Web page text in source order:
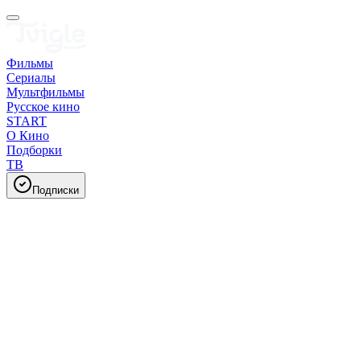
Фильмы
Сериалы
Мультфильмы
Русское кино
START
О Кино
Подборки
ТВ
Подписки